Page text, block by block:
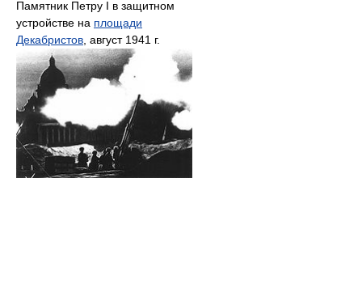
Памятник Петру I в защитном
устройстве на площади
Декабристов, август 1941 г.